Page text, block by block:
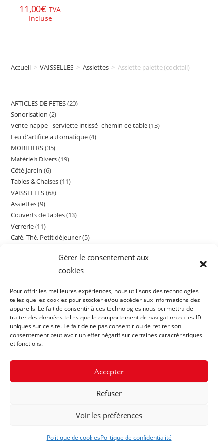
Gérer le consentement aux
cookies
Pour offrir les meilleures expériences, nous utilisons des technologies
telles que les cookies pour stocker et/ou accéder aux informations des
appareils. Le fait de consentir à ces technologies nous permettra de
traiter des données telles que le comportement de navigation ou les ID
uniques sur ce site. Le fait de ne pas consentir ou de retirer son
consentement peut avoir un effet négatif sur certaines caractéristiques
et fonctions.
Accepter
Refuser
Voir les préférences
Politique de cookiesPolitique de confidentialité
11,00€ TVA
Incluse
Accueil > VAISSELLES > Assiettes > Assiette palette (cocktail)
ARTICLES DE FETES 2020
Sonorisation 22
produits
Vente nappe - serviette intissé- chemin de table 1313
Feu d'artifice automatique 44
MOBILIERS 3535
produits
Matériels Divers 1919
Côté Jardin 66
produits
Tables & Chaises 1111
VAISSELLES 6868
Assiettes 99
produits
Couverts de tables 1313
Verrerie 1111
produits
Café, Thé, Petit déjeuner 55
produits
Contenants Divers 1616
produits
Matériels fruits de mer 55
© 2026 LORENOR